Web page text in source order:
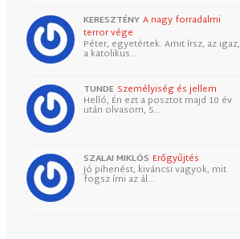
KERESZTÉNY A nagy forradalmi
terror vége
Péter, egyetértek. Amit írsz, az igaz,
a katolikus…
TUNDE Személyiség és jellem
Helló, Én ezt a posztot majd 10 év
után olvasom, S…
SZALAI MIKLÓS Erőgyűjtés
Jó pihenést, kiváncsi vagyok, mit
fogsz írni az ál…